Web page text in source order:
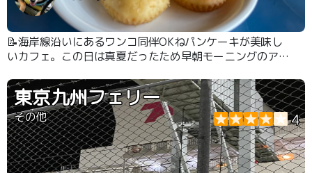
📝海岸線沿いにあるワンコ同伴OKねパンケーキが美味し
いカフェ。この日は真夏だったため早朝モーニングのアサ
り、愛犬も大満足。🅿️が少ないので本当は教えたく無いカ
フェです 笑
東京九州フェリー
その他 4